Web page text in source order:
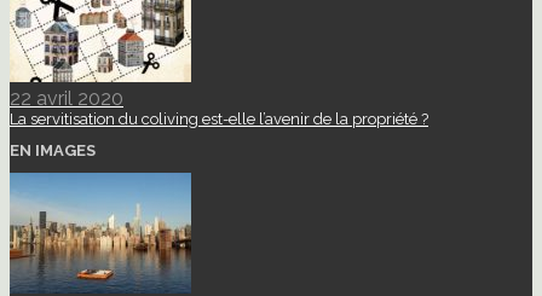
22 avril 2020
La servitisation du coliving est-elle l’avenir de la propriété ?
EN IMAGES